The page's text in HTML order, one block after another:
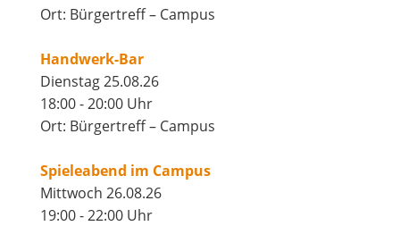
Ort: Bürgertreff – Campus
Handwerk-Bar
Dienstag 25.08.26
18:00 - 20:00 Uhr
Ort: Bürgertreff – Campus
Spieleabend im Campus
Mittwoch 26.08.26
19:00 - 22:00 Uhr